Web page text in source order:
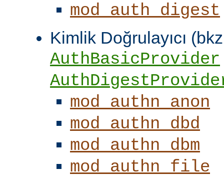
mod_auth_digest
Kimlik Doğrulayıcı
AuthBasicProvider
mod_authn_anon
mod_authn_dbd
mod_authn_dbm
mod_authn_file